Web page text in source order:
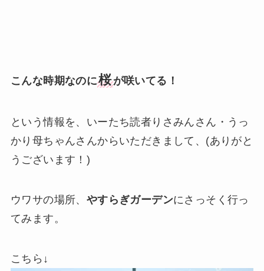
こんな時期なのに桜が咲いてる！
という情報を、いーたち読者りさみんさん・うっ
かり母ちゃんさんからいただきまして、(ありがと
うございます！)
ウワサの場所、 やすらぎガーデンにさっそく行っ
てみます。
こちら↓